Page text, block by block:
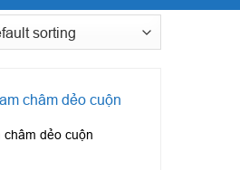
châm dẻo cuộn